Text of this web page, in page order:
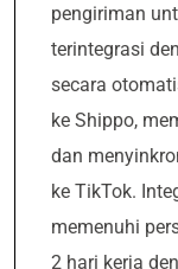
pengiriman
terintegrasi
secara
ke Shippo,
dan
ke TikTok.
memenuhi
2 hari kerja